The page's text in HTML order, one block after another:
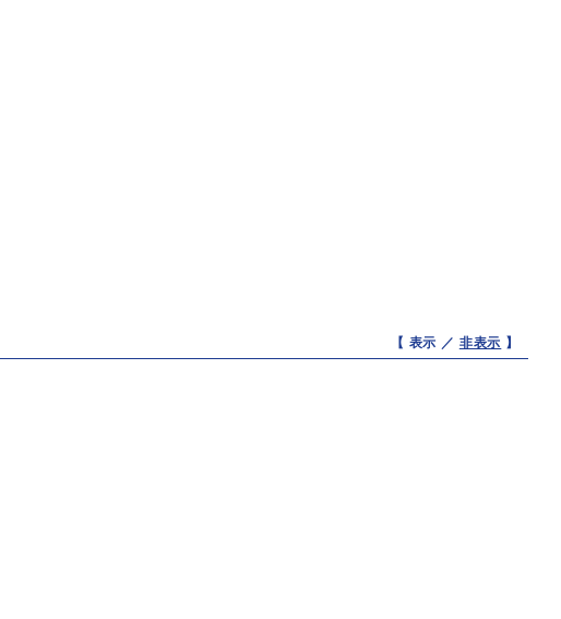
【 表示 ／ 非表示 】